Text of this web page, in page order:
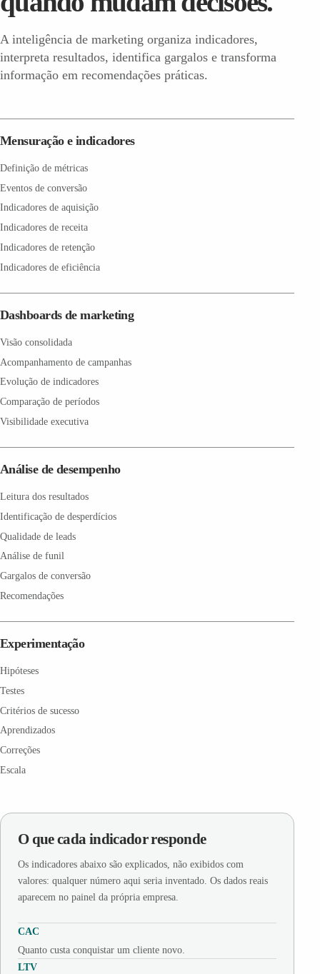
A inteligência de marketing organiza indicadores,
interpreta resultados, identifica gargalos e transforma
informação em recomendações práticas.
Mensuração e indicadores
Definição de métricas
Eventos de conversão
Indicadores de aquisição
Indicadores de receita
Indicadores de retenção
Indicadores de eficiência
Dashboards de marketing
Visão consolidada
Acompanhamento de campanhas
Evolução de indicadores
Comparação de períodos
Visibilidade executiva
Análise de desempenho
Leitura dos resultados
Identificação de desperdícios
Qualidade de leads
Análise de funil
Gargalos de conversão
Recomendações
Experimentação
Hipóteses
Testes
Critérios de sucesso
Aprendizados
Correções
Escala
O que cada indicador responde
Os indicadores abaixo são explicados, não exibidos com
valores: qualquer número aqui seria inventado. Os dados reais
aparecem no painel da própria empresa.
CAC
Quanto custa conquistar um cliente novo.
LTV